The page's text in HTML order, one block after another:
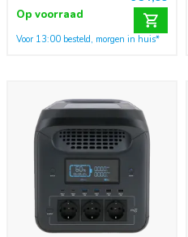
Op voorraad
Voor 13:00 besteld, morgen in huis*